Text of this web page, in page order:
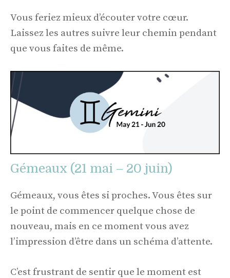
Vous feriez mieux d’écouter votre cœur.
Laissez les autres suivre leur chemin pendant
que vous faites de même.
Gémeaux (21 mai – 20 juin)
Gémeaux, vous êtes si proches. Vous êtes sur
le point de commencer quelque chose de
nouveau, mais en ce moment vous avez
l’impression d’être dans un schéma d’attente.
C’est frustrant de sentir que le moment est